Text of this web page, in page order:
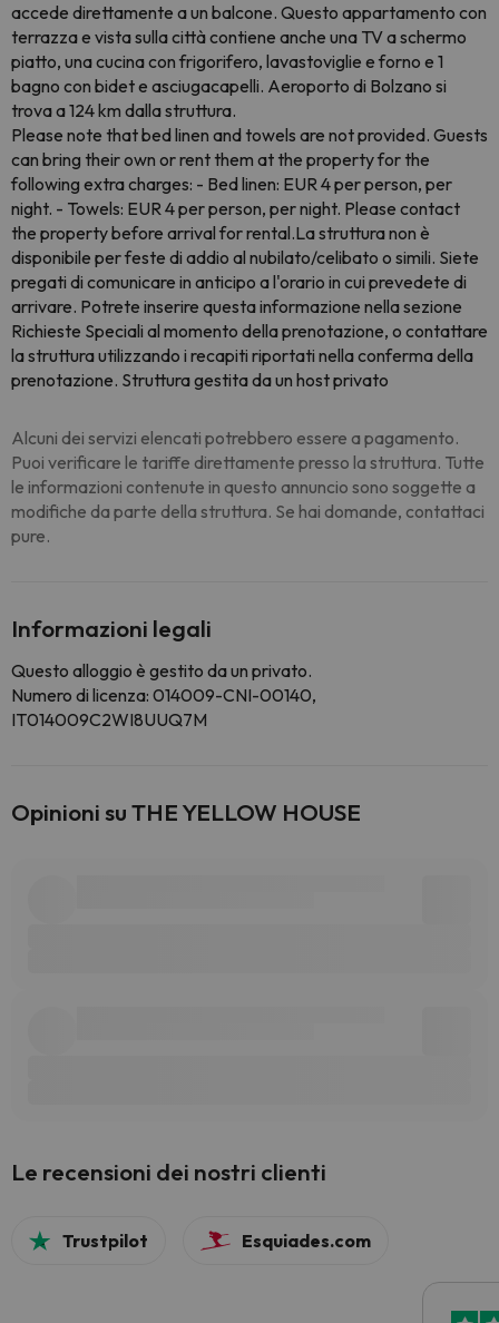
accede direttamente a un balcone. Questo appartamento con
terrazza e vista sulla città contiene anche una TV a schermo
piatto, una cucina con frigorifero, lavastoviglie e forno e 1
bagno con bidet e asciugacapelli. Aeroporto di Bolzano si
trova a 124 km dalla struttura.
Please note that bed linen and towels are not provided. Guests
can bring their own or rent them at the property for the
following extra charges: - Bed linen: EUR 4 per person, per
night. - Towels: EUR 4 per person, per night. Please contact
the property before arrival for rental.La struttura non è
disponibile per feste di addio al nubilato/celibato o simili. Siete
pregati di comunicare in anticipo a l'orario in cui prevedete di
arrivare. Potrete inserire questa informazione nella sezione
Richieste Speciali al momento della prenotazione, o contattare
la struttura utilizzando i recapiti riportati nella conferma della
prenotazione. Struttura gestita da un host privato
Alcuni dei servizi elencati potrebbero essere a pagamento.
Puoi verificare le tariffe direttamente presso la struttura. Tutte
le informazioni contenute in questo annuncio sono soggette a
modifiche da parte della struttura. Se hai domande, contattaci
pure.
Informazioni legali
Questo alloggio è gestito da un privato.
Numero di licenza: 014009-CNI-00140,
IT014009C2WI8UUQ7M
Opinioni su THE YELLOW HOUSE
Le recensioni dei nostri clienti
Trustpilot Esquiades.com